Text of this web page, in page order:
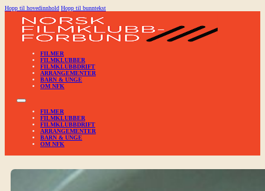
Hopp til hovedinnhold Hopp til bunntekst
FILMER
FILMKLUBBER
FILMKLUBBDRIFT
ARRANGEMENTER
BARN & UNGE
OM NFK
FILMER
FILMKLUBBER
FILMKLUBBDRIFT
ARRANGEMENTER
BARN & UNGE
OM NFK